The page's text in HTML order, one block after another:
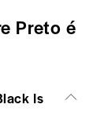
Preto é
Is